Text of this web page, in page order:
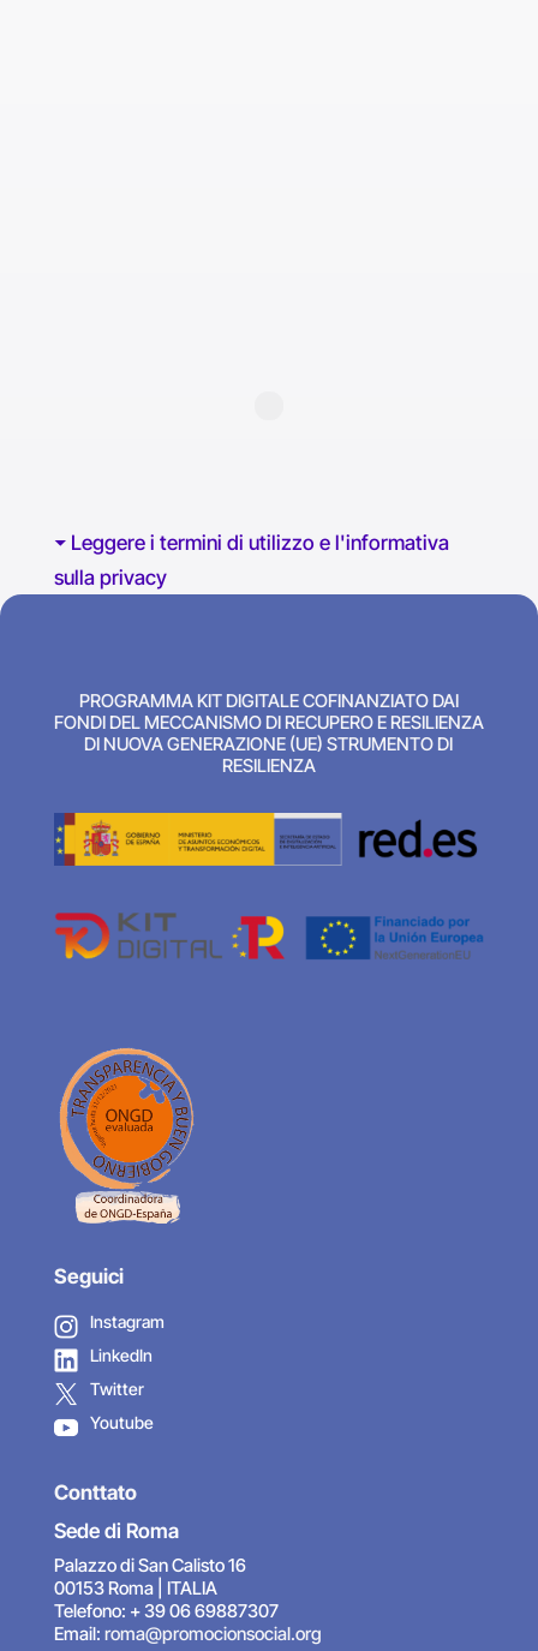
Leggere i termini di utilizzo e l'informativa
sulla privacy
PROGRAMMA KIT DIGITALE COFINANZIATO DAI
FONDI DEL MECCANISMO DI RECUPERO E RESILIENZA
DI NUOVA GENERAZIONE (UE) STRUMENTO DI
RESILIENZA
Seguici
Instagram
LinkedIn
Twitter
Youtube
Conttato
Sede di Roma
Palazzo di San Calisto 16
00153 Roma | ITALIA
Telefono: + 39 06 69887307
Email: roma@promocionsocial.org